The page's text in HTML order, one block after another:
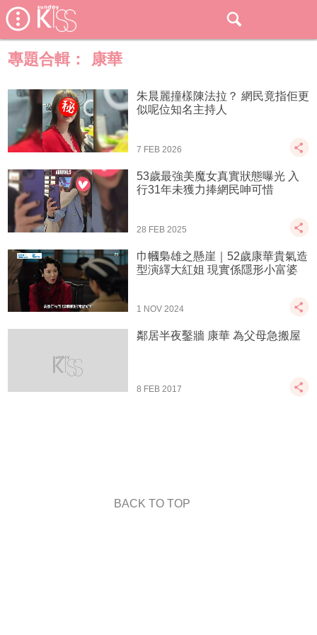
專題合輯： 康華
朱晨麗撞樣陳法拉？ 網民竟指佢更
似呢位知名主持人
7 FEB 2026
53歲最強美魔女真實狀態曝光 入
行31年未獲力捧網民呻可惜
28 FEB 2025
巾幗梟雄之懸崖｜52歲康華貴氣造
型演繹大紅姐 現實係隱形小富婆
1 NOV 2024
鄰居半夜鑿牆 康華 為父母急搬屋
8 FEB 2017
BACK TO TOP